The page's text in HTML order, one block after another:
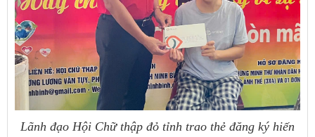
Lãnh đạo Hội Chữ thập đỏ tỉnh trao thẻ đăng ký hiến